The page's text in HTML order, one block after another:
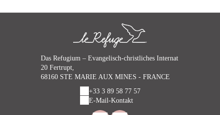
Das Refugium – Evangelisch-christliches Internat
20 Fertrupt,
68160 STE MARIE AUX MINES - FRANCE
+33 3 89 58 77 57
E-Mail-Kontakt